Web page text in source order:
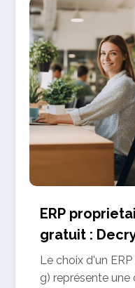
ERP
gratuit :
dissimules
Le choix d'un
g) représente